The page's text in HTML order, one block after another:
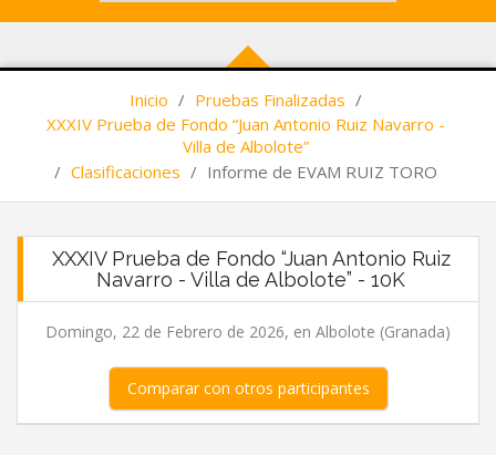
Inicio / Pruebas Finalizadas /
XXXIV Prueba de Fondo “Juan Antonio Ruiz Navarro -
Villa de Albolote”
/ Clasificaciones / Informe de EVAM RUIZ TORO
XXXIV Prueba de Fondo “Juan Antonio Ruiz
Navarro - Villa de Albolote” - 10K
Domingo, 22 de Febrero de 2026, en Albolote (Granada)
Comparar con otros participantes